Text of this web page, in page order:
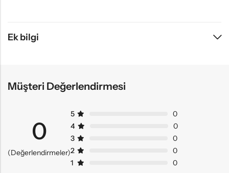
Ek bilgi
Müşteri Değerlendirmesi
0
(Değerlendirmeler)
5
0
4
0
3
0
2
0
1
0